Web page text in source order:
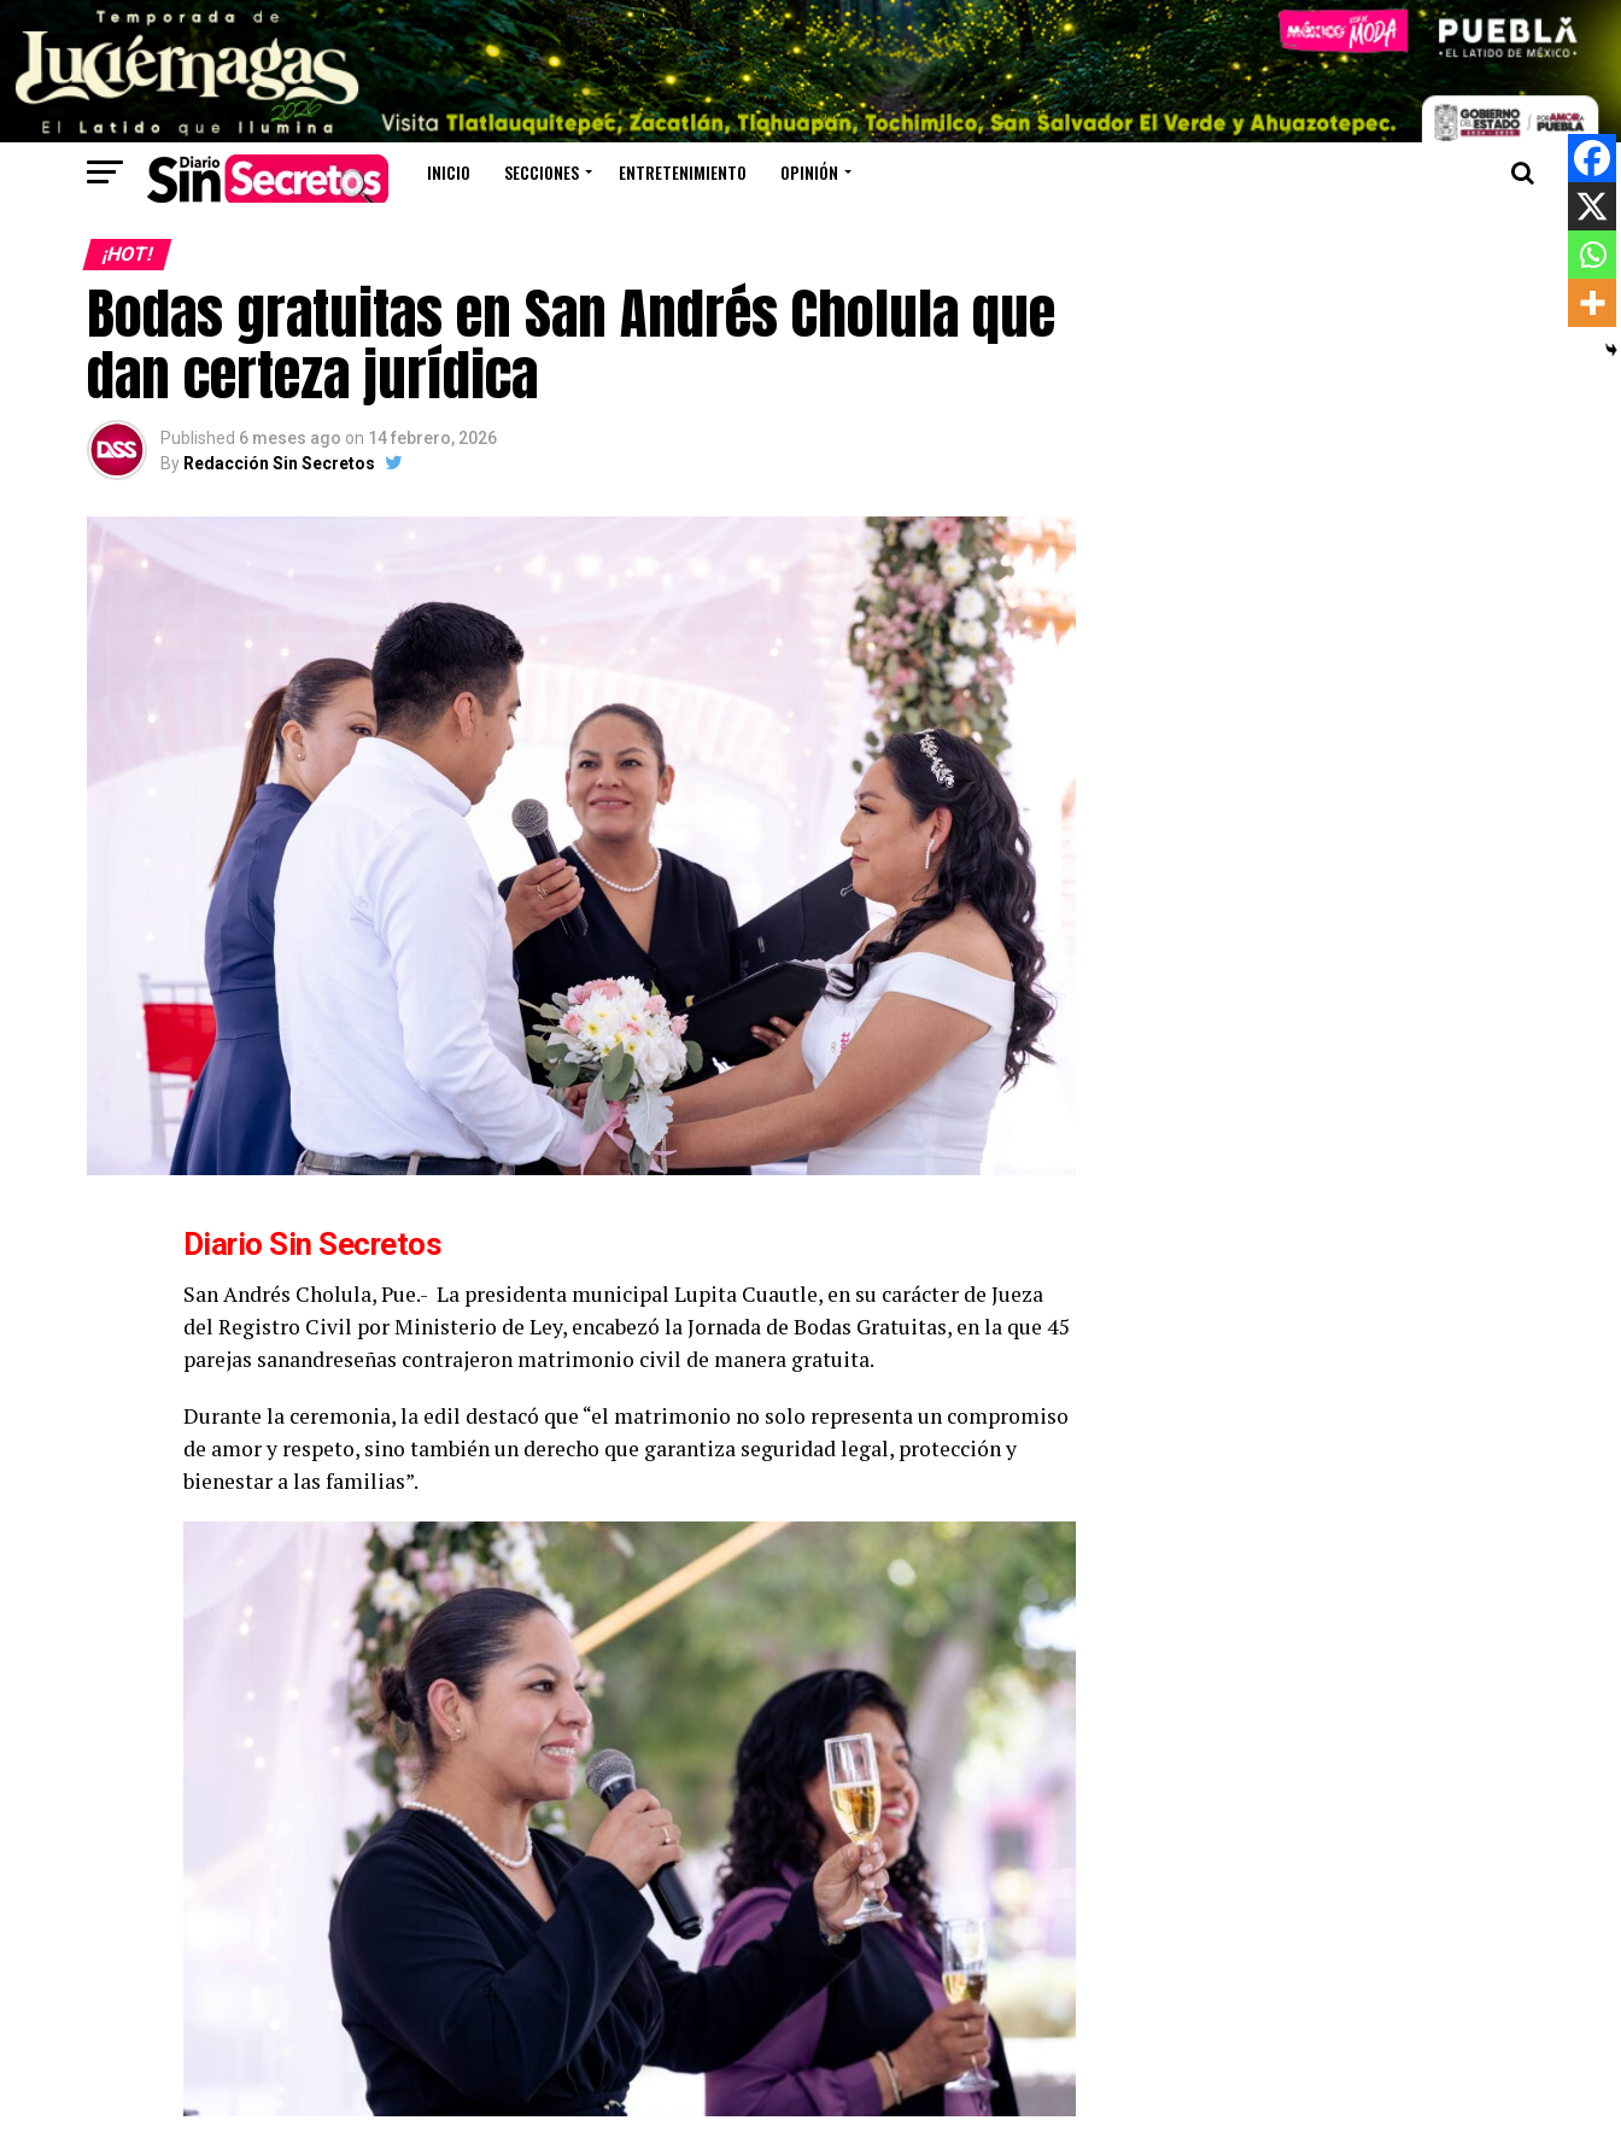
INICIO SECCIONES ENTRETENIMIENTO OPINIÓN
¡HOT!
Bodas gratuitas en San Andrés Cholula que
dan certeza jurídica
Published 6 meses ago on 14 febrero, 2026
By Redacción Sin Secretos
Diario Sin Secretos
San Andrés Cholula, Pue.- La presidenta municipal Lupita Cuautle, en su carácter de Jueza
del Registro Civil por Ministerio de Ley, encabezó la Jornada de Bodas Gratuitas, en la que 45
parejas sanandreseñas contrajeron matrimonio civil de manera gratuita.
Durante la ceremonia, la edil destacó que “el matrimonio no solo representa un compromiso
de amor y respeto, sino también un derecho que garantiza seguridad legal, protección y
bienestar a las familias”.